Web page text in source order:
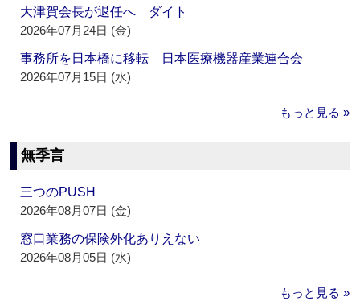
大津賀会長が退任へ ダイト
2026年07月24日 (金)
事務所を日本橋に移転 日本医療機器産業連合会
2026年07月15日 (水)
もっと見る »
無季言
三つのPUSH
2026年08月07日 (金)
窓口業務の保険外化ありえない
2026年08月05日 (水)
もっと見る »